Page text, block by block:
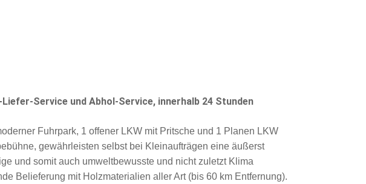
Liefer-Service und Abhol-Service, innerhalb 24 Stunden
Fuhrpark, 1 offener LKW mit Pritsche und 1 Planen LKW
gewährleisten selbst bei Kleinaufträgen eine äußerst
und somit auch umweltbewusste und nicht zuletzt Klima
Belieferung mit Holzmaterialien aller Art (bis 60 km Entfernung).